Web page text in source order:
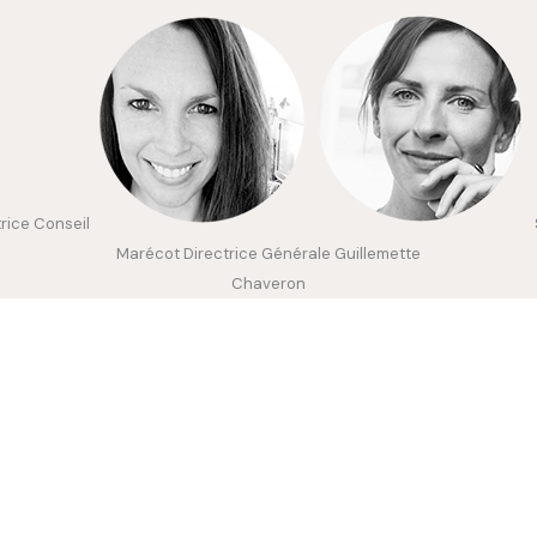
Conseil
Marécot Directrice Générale Guillemette
Chaveron